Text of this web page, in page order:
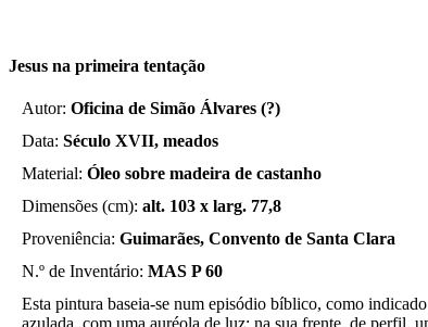
Jesus na primeira tentação
Autor: Oficina de Simão Álvares (?)
Data: Século XVII, meados
Material: Óleo sobre madeira de castanho
Dimensões (cm): alt. 103 x larg. 77,8
Proveniência: Guimarães, Convento de Santa Clara
N.º de Inventário: MAS P 60
Esta pintura baseia-se num episódio bíblico, como
azulada, com uma auréola de luz; na sua frente, de perfil,